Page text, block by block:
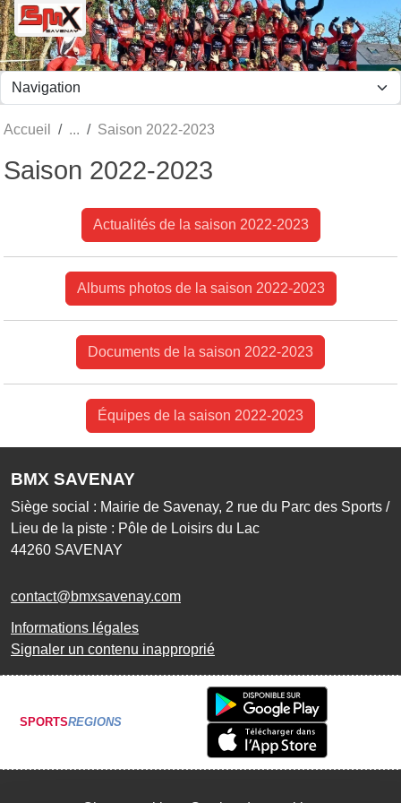
Accueil Saison 2022-2023
Saison 2022-2023
Actualités de la saison 2022-2023
Albums photos de la saison 2022-2023
Documents de la saison 2022-2023
Équipes de la saison 2022-2023
BMX SAVENAY
Siège social : Mairie de Savenay, 2 rue du Parc des Sports /
Lieu de la piste : Pôle de Loisirs du Lac
44260 SAVENAY
contact@bmxsavenay.com
Informations légales
Signaler un contenu inapproprié
SPORTSREGIONS
Panneau de gestion des cookies